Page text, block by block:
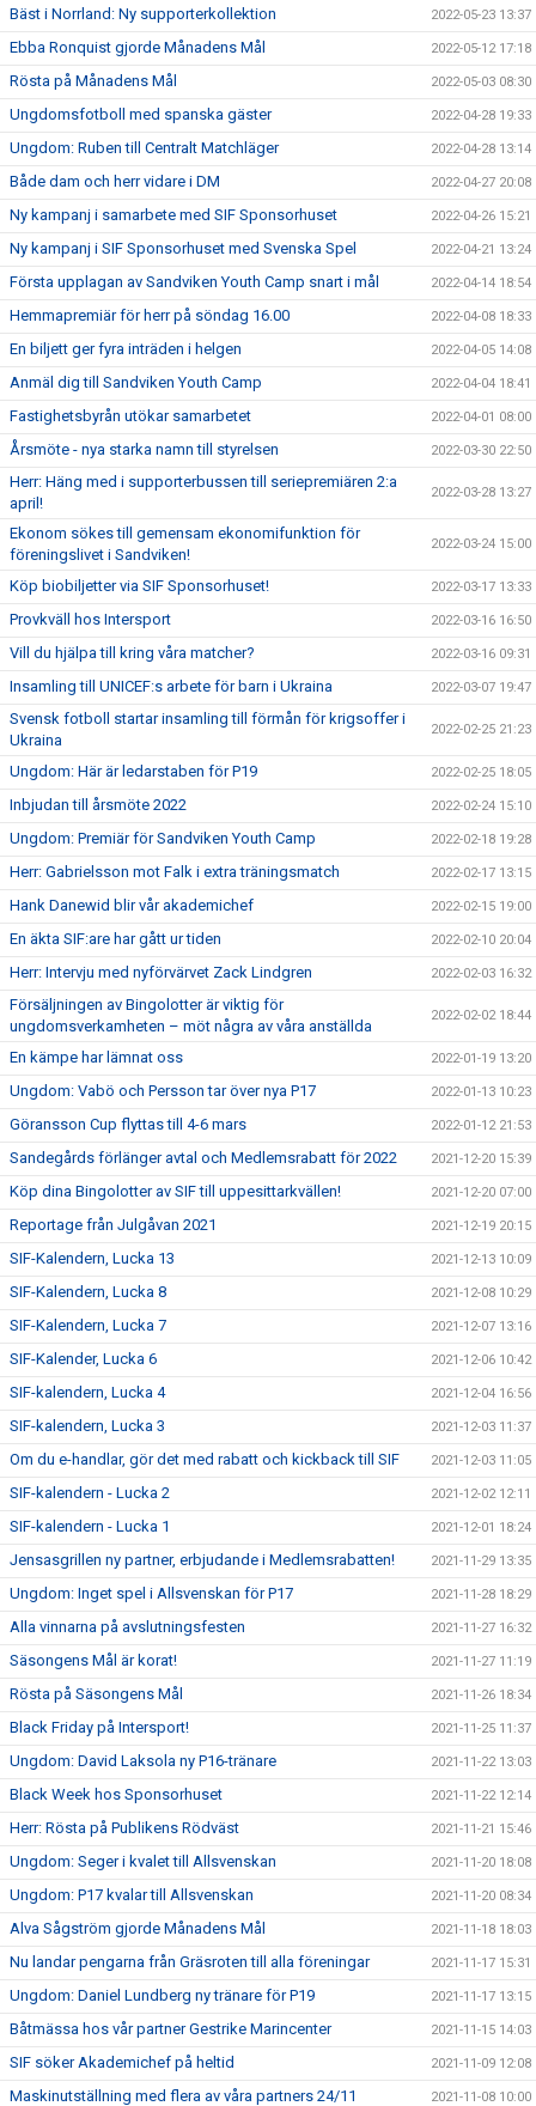
Bäst i Norrland: Ny supporterkollektion 2022-05-23 13:37
Ebba Ronquist gjorde Månadens Mål 2022-05-12 17:18
Rösta på Månadens Mål 2022-05-03 08:30
Ungdomsfotboll med spanska gäster 2022-04-28 19:33
Ungdom: Ruben till Centralt Matchläger 2022-04-28 13:14
Både dam och herr vidare i DM 2022-04-27 20:08
Ny kampanj i samarbete med SIF Sponsorhuset 2022-04-26 15:21
Ny kampanj i SIF Sponsorhuset med Svenska Spel 2022-04-21 13:24
Första upplagan av Sandviken Youth Camp snart i mål 2022-04-14 18:54
Hemmapremiär för herr på söndag 16.00 2022-04-08 18:33
En biljett ger fyra inträden i helgen 2022-04-05 14:08
Anmäl dig till Sandviken Youth Camp 2022-04-04 18:41
Fastighetsbyrån utökar samarbetet 2022-04-01 08:00
Årsmöte - nya starka namn till styrelsen 2022-03-30 22:50
Herr: Häng med i supporterbussen till seriepremiären 2:a
april!
2022-03-28 13:27
Ekonom sökes till gemensam ekonomifunktion för
föreningslivet i Sandviken!
2022-03-24 15:00
Köp biobiljetter via SIF Sponsorhuset! 2022-03-17 13:33
Provkväll hos Intersport 2022-03-16 16:50
Vill du hjälpa till kring våra matcher? 2022-03-16 09:31
Insamling till UNICEF:s arbete för barn i Ukraina 2022-03-07 19:47
Svensk fotboll startar insamling till förmån för krigsoffer i
Ukraina
2022-02-25 21:23
Ungdom: Här är ledarstaben för P19 2022-02-25 18:05
Inbjudan till årsmöte 2022 2022-02-24 15:10
Ungdom: Premiär för Sandviken Youth Camp 2022-02-18 19:28
Herr: Gabrielsson mot Falk i extra träningsmatch 2022-02-17 13:15
Hank Danewid blir vår akademichef 2022-02-15 19:00
En äkta SIF:are har gått ur tiden 2022-02-10 20:04
Herr: Intervju med nyförvärvet Zack Lindgren 2022-02-03 16:32
Försäljningen av Bingolotter är viktig för
ungdomsverkamheten – möt några av våra anställda
2022-02-02 18:44
En kämpe har lämnat oss 2022-01-19 13:20
Ungdom: Vabö och Persson tar över nya P17 2022-01-13 10:23
Göransson Cup flyttas till 4-6 mars 2022-01-12 21:53
Sandegårds förlänger avtal och Medlemsrabatt för 2022 2021-12-20 15:39
Köp dina Bingolotter av SIF till uppesittarkvällen! 2021-12-20 07:00
Reportage från Julgåvan 2021 2021-12-19 20:15
SIF-Kalendern, Lucka 13 2021-12-13 10:09
SIF-Kalendern, Lucka 8 2021-12-08 10:29
SIF-Kalendern, Lucka 7 2021-12-07 13:16
SIF-Kalender, Lucka 6 2021-12-06 10:42
SIF-kalendern, Lucka 4 2021-12-04 16:56
SIF-kalendern, Lucka 3 2021-12-03 11:37
Om du e-handlar, gör det med rabatt och kickback till SIF 2021-12-03 11:05
SIF-kalendern - Lucka 2 2021-12-02 12:11
SIF-kalendern - Lucka 1 2021-12-01 18:24
Jensasgrillen ny partner, erbjudande i Medlemsrabatten! 2021-11-29 13:35
Ungdom: Inget spel i Allsvenskan för P17 2021-11-28 18:29
Alla vinnarna på avslutningsfesten 2021-11-27 16:32
Säsongens Mål är korat! 2021-11-27 11:19
Rösta på Säsongens Mål 2021-11-26 18:34
Black Friday på Intersport! 2021-11-25 11:37
Ungdom: David Laksola ny P16-tränare 2021-11-22 13:03
Black Week hos Sponsorhuset 2021-11-22 12:14
Herr: Rösta på Publikens Rödväst 2021-11-21 15:46
Ungdom: Seger i kvalet till Allsvenskan 2021-11-20 18:08
Ungdom: P17 kvalar till Allsvenskan 2021-11-20 08:34
Alva Sågström gjorde Månadens Mål 2021-11-18 18:03
Nu landar pengarna från Gräsroten till alla föreningar 2021-11-17 15:31
Ungdom: Daniel Lundberg ny tränare för P19 2021-11-17 13:15
Båtmässa hos vår partner Gestrike Marincenter 2021-11-15 14:03
SIF söker Akademichef på heltid 2021-11-09 12:08
Maskinutställning med flera av våra partners 24/11 2021-11-08 10:00